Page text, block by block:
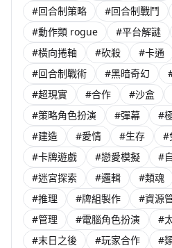
#回合制策略
#回合制戰鬥
#動作類 rogue
#平台解謎
#橫向捲軸
#砍殺 #卡通
#回合制戰術
#黑暗奇幻
#超現實
#合作 #沙盒
#策略角色扮演
#彈幕 #
#建造
#愛情 #生存 #
#卡牌遊戲
#戀愛模擬 #
#迷宮探索
#邏輯 #類魂
#推理
#牌組製作 #資源
#管理
#電腦角色扮演 #
#末日之後
#玩家合作
#